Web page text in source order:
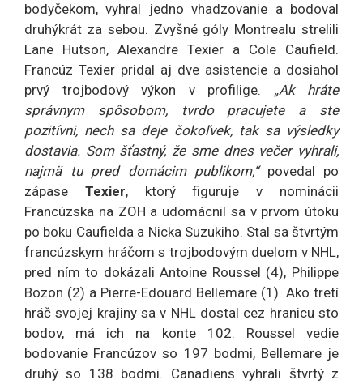
bodyčekom, vyhral jedno vhadzovanie a bodoval
druhýkrát za sebou. Zvyšné góly Montrealu strelili
Lane Hutson, Alexandre Texier a Cole Caufield.
Francúz Texier pridal aj dve asistencie a dosiahol
prvý trojbodový výkon v profilige. „Ak hráte
správnym spôsobom, tvrdo pracujete a ste
pozitívni, nech sa deje čokoľvek, tak sa výsledky
dostavia. Som šťastný, že sme dnes večer vyhrali,
najmä tu pred domácim publikom,“povedal po
zápase Texier, ktorý figuruje v nominácii
Francúzska na ZOH a udomácnil sa v prvom útoku
po boku Caufielda a Nicka Suzukiho. Stal sa štvrtým
francúzskym hráčom s trojbodovým duelom v NHL,
pred ním to dokázali Antoine Roussel (4), Philippe
Bozon (2) a Pierre-Edouard Bellemare (1). Ako tretí
hráč svojej krajiny sa v NHL dostal cez hranicu sto
bodov, má ich na konte 102. Roussel vedie
bodovanie Francúzov so 197 bodmi, Bellemare je
druhý so 138 bodmi. Canadiens vyhrali štvrtý z